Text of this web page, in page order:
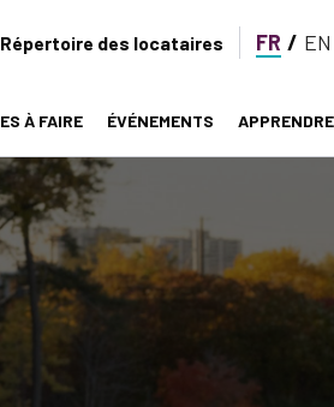
Répertoire des locataires FR EN
À FAIRE ÉVÉNEMENTS